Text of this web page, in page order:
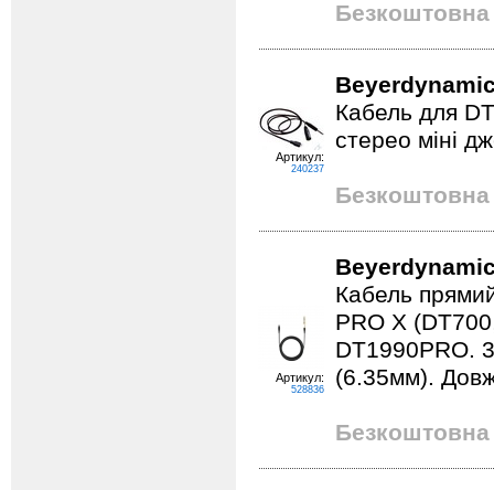
Безкоштовна
Артикул:
240237
Кабель для
стерео міні
Безкоштовна
Артикул:
528836
Кабель
PRO X
DT1990PRO.
(6.35мм).
Безкоштовна